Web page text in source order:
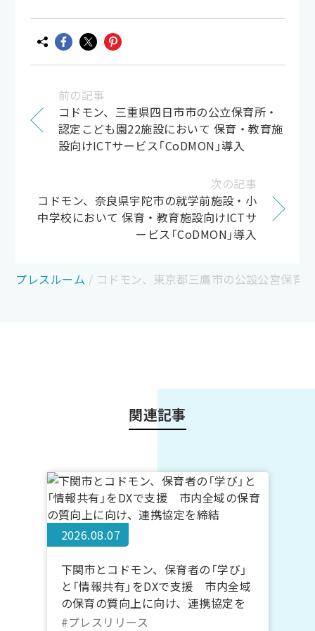
前の記事
コドモン、三重県四日市市の公立保育所・
認定こども園22施設において 保育・教育施
設向けICTサービス「CoDMON」導入
次の記事
コドモン、奈良県宇陀市の就学前施設・小
中学校において 保育・教育施設向けICTサ
ービス「CoDMON」導入
プレスルーム / コドモン、東京都三鷹市の公設公営保育
関連記事
2026.08.07
下関市とコドモン、保育者の「学び」
と「情報共有」をDXで支援 市内全域
の保育の質向上に向け、連携協定を
締結
#プレスリリース